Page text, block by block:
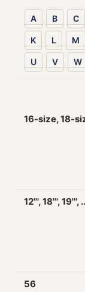
A B C
K L M
U V W
16-size, 18-
12''', 18''', 19''',
56